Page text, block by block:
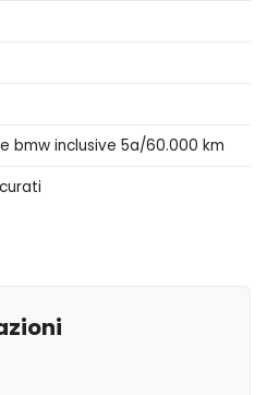
bmw inclusive 5a/60.000 km